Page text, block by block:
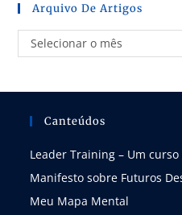
Arquivo De Artigos
Selecionar o mês
Canteúdos
Leader Training – Um
Manifesto sobre Futuros
Meu Mapa Mental